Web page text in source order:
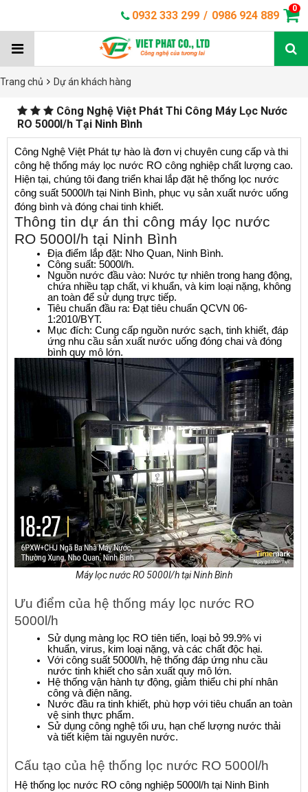
0932 333 299 / 0986 924 889
0
Trang chủ Dự án khách hàng
Công Nghệ Việt Phát Thi Công Máy Lọc Nước
RO 5000l/h Tại Ninh Bình
Công Nghệ Việt Phát tự hào là đơn vị chuyên cung cấp và thi
công hệ thống máy lọc nước RO công nghiệp chất lượng cao.
Hiện tại, chúng tôi đang triển khai lắp đặt hệ thống lọc nước
công suất 5000l/h tại Ninh Bình, phục vụ sản xuất nước uống
đóng bình và đóng chai tinh khiết.
Thông tin dự án thi công máy lọc nước
RO 5000l/h tại Ninh Bình
Địa điểm lắp đặt: Nho Quan, Ninh Bình.
Công suất: 5000l/h.
Nguồn nước đầu vào: Nước tự nhiên trong hang động,
chứa nhiều tạp chất, vi khuẩn, và kim loại nặng, không
an toàn để sử dụng trực tiếp.
Tiêu chuẩn đầu ra: Đạt tiêu chuẩn QCVN 06-
1:2010/BYT.
Mục đích: Cung cấp nguồn nước sạch, tinh khiết, đáp
ứng nhu cầu sản xuất nước uống đóng chai và đóng
bình quy mô lớn.
Máy lọc nước RO 5000l/h tại Ninh Bình
Ưu điểm của hệ thống máy lọc nước RO
5000l/h
Sử dụng màng lọc RO tiên tiến, loại bỏ 99.9% vi
khuẩn, virus, kim loại nặng, và các chất độc hại.
Với công suất 5000l/h, hệ thống đáp ứng nhu cầu
nước tinh khiết cho sản xuất quy mô lớn.
Hệ thống vận hành tự động, giảm thiểu chi phí nhân
công và điện năng.
Nước đầu ra tinh khiết, phù hợp với tiêu chuẩn an toàn
vệ sinh thực phẩm.
Sử dụng công nghệ tối ưu, hạn chế lượng nước thải
và tiết kiệm tài nguyên nước.
Cấu tạo của hệ thống lọc nước RO 5000l/h
Hệ thống lọc nước RO công nghiệp 5000l/h tại Ninh Bình